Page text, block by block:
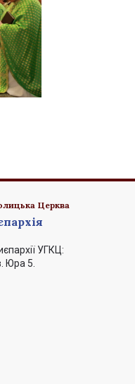
Церква
УГКЦ:
Юра 5.